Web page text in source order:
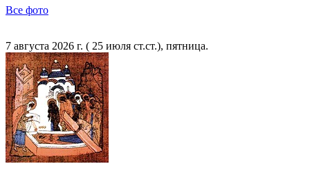
Все фото
7 августа 2026 г. ( 25 июля ст.ст.), пятница.